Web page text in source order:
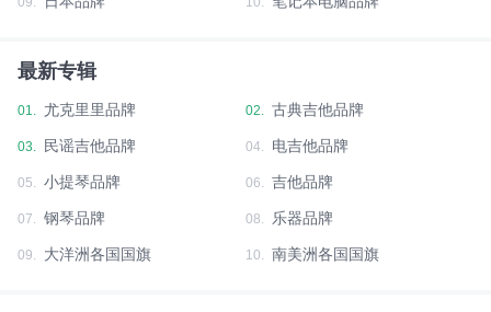
最新专辑
01. 尤克里里品牌 02. 古典吉他品牌
03. 民谣吉他品牌 04. 电吉他品牌
05. 小提琴品牌 06. 吉他品牌
07. 钢琴品牌 08. 乐器品牌
09. 大洋洲各国国旗 10. 南美洲各国国旗